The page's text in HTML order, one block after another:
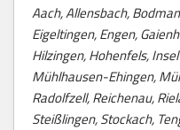
Aach, Allensbach,
Eigeltingen, Engen,
Hilzingen, Hohenfels,
Mühlhausen-Ehingen,
Radolfzell, Reichenau,
Steißlingen, Stockach,